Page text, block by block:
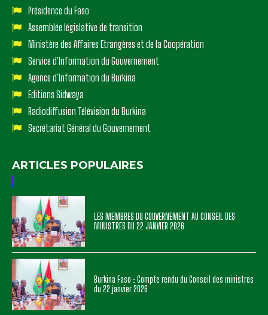
Présidence du Faso
Assemblée législative de transition
Ministère des Affaires Etrangères et de la Coopération
Service d'Information du Gouvernement
Agence d'Information du Burkina
Editions Sidwaya
Radiodiffusion Télévision du Burkina
Secrétariat Général du Gouvernement
ARTICLES POPULAIRES
LES MEMBRES DU GOUVERNEMENT AU CONSEIL DES
MINISTRES DU 22 JANVIER 2026
Burkina Faso : Compte rendu du Conseil des ministres
du 22 janvier 2026